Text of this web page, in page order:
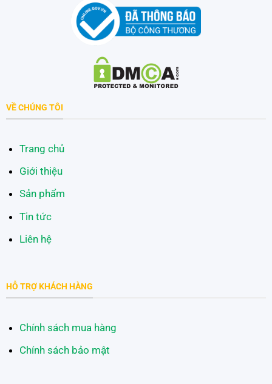
VỀ CHÚNG TÔI
Trang chủ
Giới thiệu
Sản phẩm
Tin tức
Liên hệ
HỖ TRỢ KHÁCH HÀNG
Chính sách mua hàng
Chính sách bảo mật